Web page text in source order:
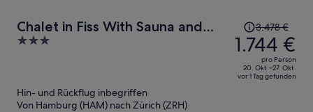
Chalet in Fiss With Sauna and
Mountain Views
3
Der
Preis
betrug
3.478 €,
jetzt
3.478 €
1.744 €
pro Person
20. Okt.–27. Okt.
vor 1 Tag gefunden
Hin- und Rückflug inbegriffen
Von Hamburg (HAM) nach Zürich (ZRH)